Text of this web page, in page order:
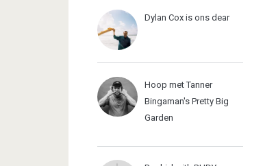
Dylan Cox is ons dear
Hoop met Tanner
Bingaman's Pretty Big
Garden